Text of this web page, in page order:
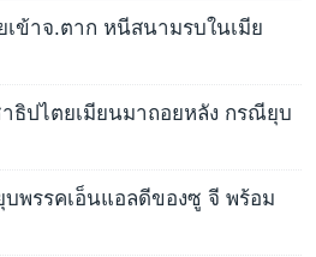
ข้าจ.ตาก หนีสนามรบในเมีย
ธิปไตยเมียนมาถอยหลัง กรณียุบ
บพรรคเอ็นแอลดีของซู จี พร้อม